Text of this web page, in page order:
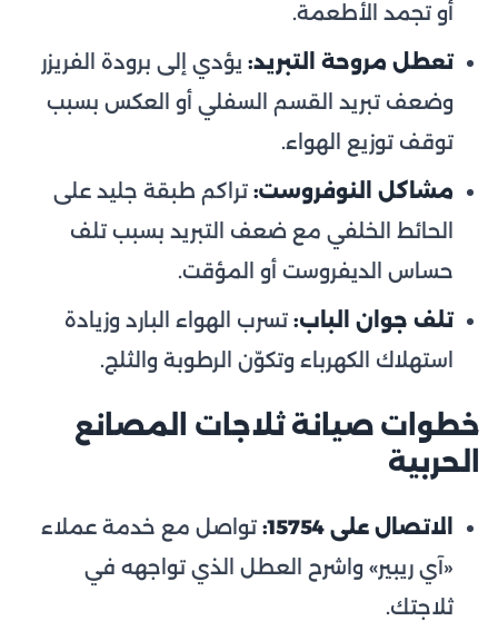
أو تجمد الأطعمة.
تعطل مروحة التبريد: يؤدي إلى برودة الفريزر
وضعف تبريد القسم السفلي أو العكس بسبب
توقف توزيع الهواء.
مشاكل النوفروست: تراكم طبقة جليد على
الحائط الخلفي مع ضعف التبريد بسبب تلف
حساس الديفروست أو المؤقت.
تلف جوان الباب: تسرب الهواء البارد وزيادة
استهلاك الكهرباء وتكوّن الرطوبة والثلج.
خطوات صيانة ثلاجات المصانع
الحربية
الاتصال على 15754:
تواصل مع خدمة عملاء
«آي ريبير» واشرح العطل الذي تواجهه في
ثلاجتك.